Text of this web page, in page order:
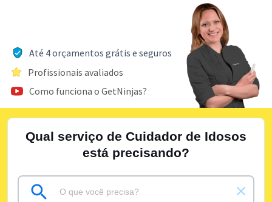
Até 4 orçamentos grátis e seguros
Profissionais avaliados
Como funciona o GetNinjas?
Qual serviço de Cuidador de Idosos
está precisando?